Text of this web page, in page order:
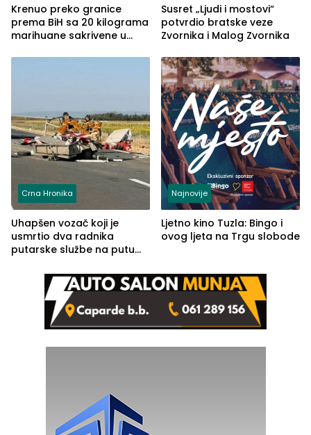
Krenuo preko granice
prema BiH sa 20 kilograma
marihuane sakrivene u
Susret „Ljudi i mostovi“
potvrdio bratske veze
Zvornika i Malog Zvornika
Crna Hronika
Uhapšen vozač koji je
usmrtio dva radnika
putarske službe na putu
(FOTO)
Najnovije
Ljetno kino Tuzla: Bingo i
ovog ljeta na Trgu slobode